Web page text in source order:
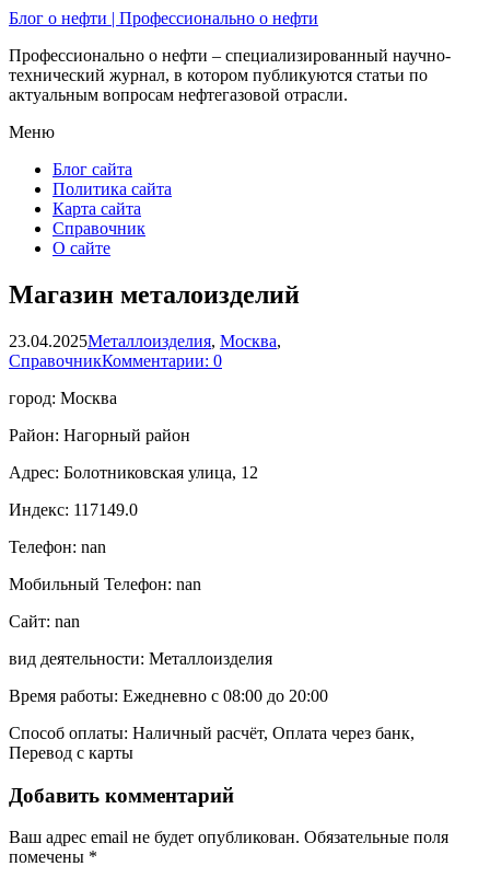
Блог о нефти | Профессионально о нефти
Профессионально о нефти – специализированный научно-
технический журнал, в котором публикуются статьи по
актуальным вопросам нефтегазовой отрасли.
Меню
Блог сайта
Политика сайта
Карта сайта
Справочник
О сайте
Магазин металоизделий
23.04.2025Металлоизделия, Москва,
СправочникКомментарии: 0
город: Москва
Район: Нагорный район
Адрес: Болотниковская улица, 12
Индекс: 117149.0
Телефон: nan
Мобильный Телефон: nan
Сайт: nan
вид деятельности: Металлоизделия
Время работы: Ежедневно с 08:00 до 20:00
Способ оплаты: Наличный расчёт, Оплата через банк,
Перевод с карты
Добавить комментарий
Ваш адрес email не будет опубликован. Обязательные поля
помечены *